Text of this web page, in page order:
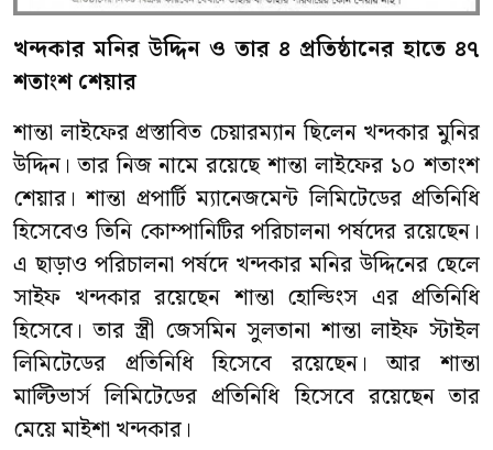
খন্দকার মনিরউদ্দিন ও তার ৪ প্রতিষ্ঠানের হাতে ৪৭
শতাংশশেয়ার
শান্তা লাইফের প্রস্তাবিত চেয়ারম্যান ছিলেন খন্দকার মুনির
উদ্দিন। তার নিজ নামে রয়েছে শান্তা লাইফের ১০ শতাংশ
শেয়ার। শান্তা প্রপার্টি ম্যানেজমেন্ট লিমিটেডের প্রতিনিধি
হিসেবেও তিনি কোম্পানিটির পরিচালনা পর্ষদের রয়েছেন।
এ ছাড়াও পরিচালনা পর্ষদে খন্দকার মনির উদ্দিনের ছেলে
সাইফ খন্দকার রয়েছেন শান্তা হোল্ডিংস এর প্রতিনিধি
হিসেবে। তার স্ত্রী জেসমিন সুলতানা শান্তা লাইফ স্টাইল
লিমিটেডের প্রতিনিধি হিসেবে রয়েছেন। আর শান্তা
মাল্টিভার্স লিমিটেডের প্রতিনিধি হিসেবে রয়েছেন তার
মেয়ে মাইশা খন্দকার।